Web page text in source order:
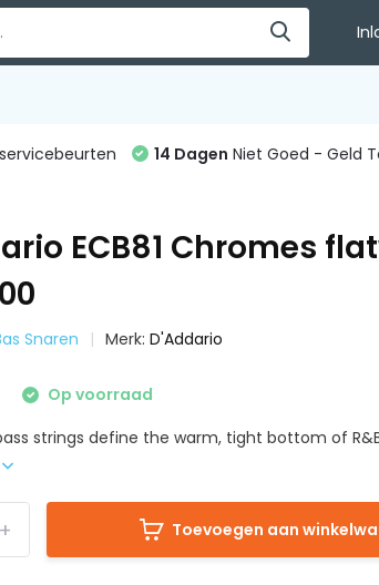
14 Dagen Niet Goed - Geld
ECB81 Chromes
Snaren Merk:D'Addario
Op voorraad
strings define the warm, tight bottom of
+ Toevoegen aan